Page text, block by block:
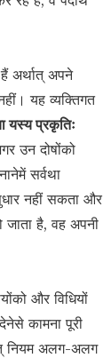
अर्थात् अपने
यह व्यक्तिगत
यस्य प्रकृतिः
उन दोषोंको
सर्वथा
नहीं सकता और
जाता है, वह अपनी
और विधियों
कामना पूरी
नियम अलग-अलग